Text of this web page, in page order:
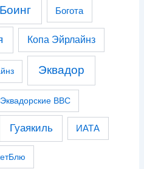
Боинг Богота
Копа Эйрлайнз
Эквадор
Эквадорские ВВС
Гуаякиль ИАТА